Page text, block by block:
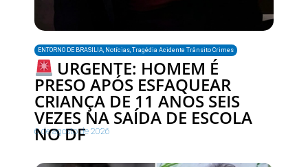
ENTORNO DE BRASILIA, Notícias, Tragédia Acidente Trânsito Crimes
URGENTE: HOMEM É
PRESO APÓS ESFAQUEAR
CRIANÇA DE 11 ANOS SEIS
VEZES NA SAÍDA DE ESCOLA
NO DF
6 de agosto de 2026